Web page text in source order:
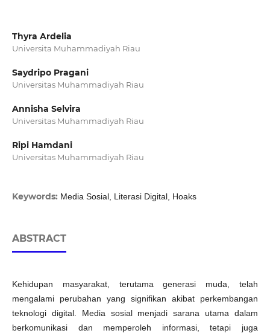
Thyra Ardelia
Universita Muhammadiyah Riau
Saydripo Pragani
Universitas Muhammadiyah Riau
Annisha Selvira
Universitas Muhammadiyah Riau
Ripi Hamdani
Universitas Muhammadiyah Riau
Keywords: Media Sosial, Literasi Digital, Hoaks
ABSTRACT
Kehidupan masyarakat, terutama generasi muda, telah
mengalami perubahan yang signifikan akibat perkembangan
teknologi digital. Media sosial menjadi sarana utama dalam
berkomunikasi dan memperoleh informasi, tetapi juga